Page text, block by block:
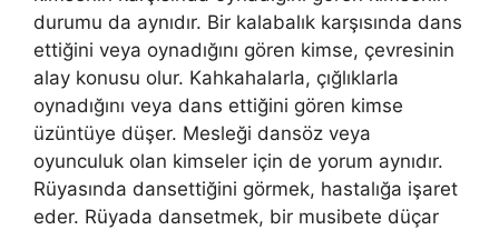
durumu da aynıdır. Bir kalabalık karşısında dans
ettiğini veya oynadığını gören kimse, çevresinin
alay konusu olur. Kahkahalarla, çığlıklarla
oynadığını veya dans ettiğini gören kimse
üzüntüye düşer. Mesleği dansöz veya
oyunculuk olan kimseler için de yorum aynıdır.
Rüyasında dansettiğini görmek, hastalığa işaret
eder. Rüyada dansetmek, bir musibete düçar